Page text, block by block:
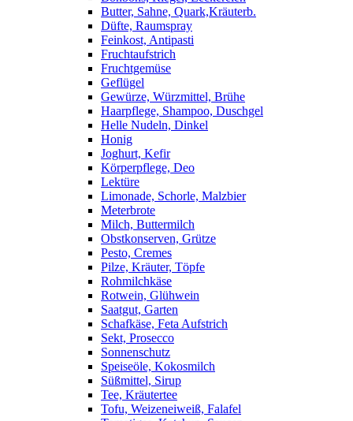
Butter, Sahne, Quark,Kräuterb.
Düfte, Raumspray
Feinkost, Antipasti
Fruchtaufstrich
Fruchtgemüse
Geflügel
Gewürze, Würzmittel, Brühe
Haarpflege, Shampoo, Duschgel
Helle Nudeln, Dinkel
Honig
Joghurt, Kefir
Körperpflege, Deo
Lektüre
Limonade, Schorle, Malzbier
Meterbrote
Milch, Buttermilch
Obstkonserven, Grütze
Pesto, Cremes
Pilze, Kräuter, Töpfe
Rohmilchkäse
Rotwein, Glühwein
Saatgut, Garten
Schafkäse, Feta Aufstrich
Sekt, Prosecco
Sonnenschutz
Speiseöle, Kokosmilch
Süßmittel, Sirup
Tee, Kräutertee
Tofu, Weizeneiweiß, Falafel